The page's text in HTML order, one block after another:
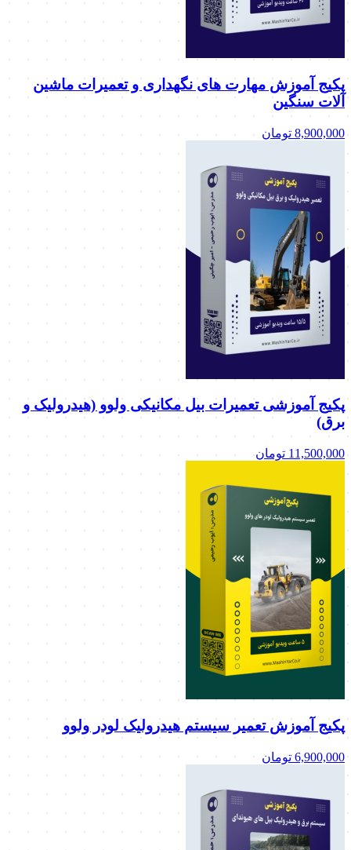
پکیج آموزش مهارت های نگهداری و تعمیرات ماشین
آلات سنگین
8,900,000 تومان
پکیج آموزشی تعمیرات بیل مکانیکی ولوو (هیدرولیک و
برق)
11,500,000 تومان
پکیج آموزش تعمیر سیستم هیدرولیک لودر ولوو
6,900,000 تومان